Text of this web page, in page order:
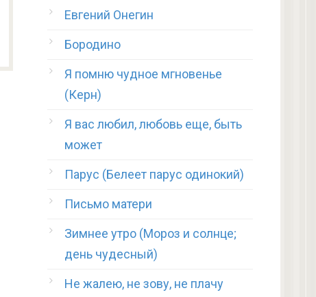
Евгений Онегин
Бородино
Я помню чудное мгновенье
(Керн)
Я вас любил, любовь еще, быть
может
Парус (Белеет парус одинокий)
Письмо матери
Зимнее утро (Мороз и солнце;
день чудесный)
Не жалею, не зову, не плачу